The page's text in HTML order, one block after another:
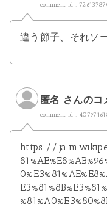
comment id :
違う節子、それソ
匿名 さんのコ
comment id :
https://